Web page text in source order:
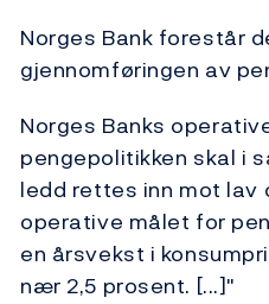
Norges Bank forestår
gjennomføringen av
Norges Banks
pengepolitikken skal i
ledd rettes inn mot lav
operative målet for
en årsvekst i
nær 2,5 prosent. [...]"